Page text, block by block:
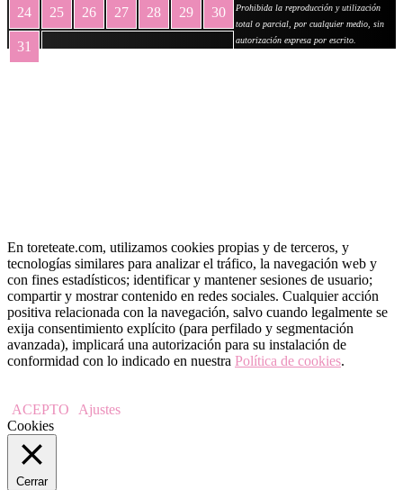
24 25 26 27 28 29 30
31
Prohibida la reproducción y utilización
total o parcial, por cualquier medio, sin
autorización expresa por escrito.
En toreteate.com, utilizamos cookies propias y de terceros, y
tecnologías similares para analizar el tráfico, la navegación web y
con fines estadísticos; identificar y mantener sesiones de usuario;
compartir y mostrar contenido en redes sociales. Cualquier acción
positiva relacionada con la navegación, salvo cuando legalmente se
exija consentimiento explícito (para perfilado y segmentación
avanzada), implicará una autorización para su instalación de
conformidad con lo indicado en nuestra Política de cookies.
ACEPTO
Ajustes
Cookies
Cerrar